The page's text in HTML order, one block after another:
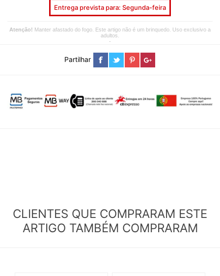
Entrega prevista para: Segunda-feira
Atenção! Manter afastado do fogo. Este artigo não é um brinquedo. Uso exclusivo a
adultos.
-
Partilhar
CLIENTES QUE COMPRARAM ESTE
ARTIGO TAMBÉM COMPRARAM